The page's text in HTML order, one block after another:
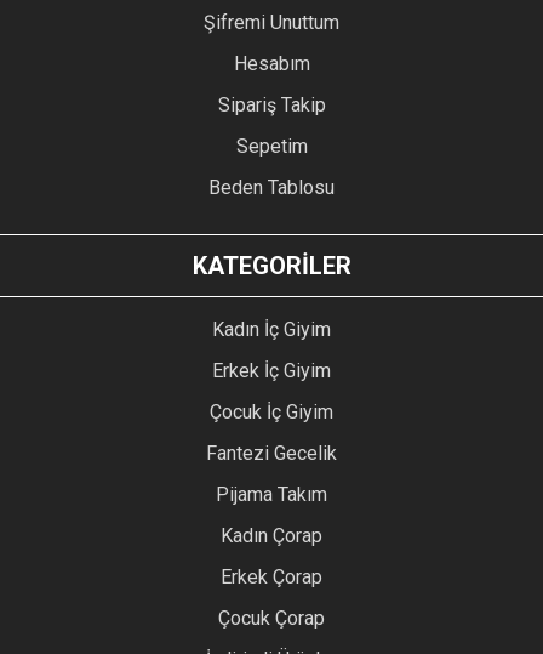
Şifremi Unuttum
Hesabım
Sipariş Takip
Sepetim
Beden Tablosu
KATEGORİLER
Kadın İç Giyim
Erkek İç Giyim
Çocuk İç Giyim
Fantezi Gecelik
Pijama Takım
Kadın Çorap
Erkek Çorap
Çocuk Çorap